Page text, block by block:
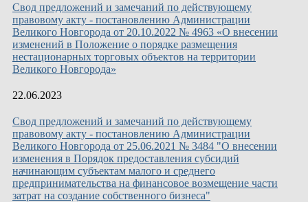
Свод предложений и замечаний по действующему
правовому акту - постановлению Администрации
Великого Новгорода от 20.10.2022 № 4963 «О внесении
изменений в Положение о порядке размещения
нестационарных торговых объектов на территории
Великого Новгорода»
22.06.2023
Свод предложений и замечаний по действующему
правовому акту - постановлению Администрации
Великого Новгорода от 25.06.2021 № 3484 "О внесении
изменения в Порядок предоставления субсидий
начинающим субъектам малого и среднего
предпринимательства на финансовое возмещение части
затрат на создание собственного бизнеса"